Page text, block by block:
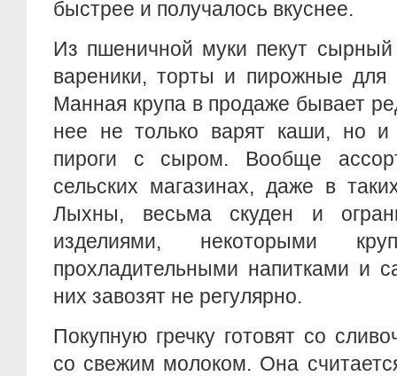
быстрее и получалось вкуснее.
Из пшеничной муки пекут сырный
вареники, торты и пирожные для
Манная крупа в продаже бывает
нее не только варят каши, но
пироги с сыром. Вообще
сельских магазинах, даже в
Лыхны, весьма скуден и
изделиями, некоторыми
прохладительными напитками и
них завозят не регулярно.
Покупную гречку готовят со
со свежим молоком. Она